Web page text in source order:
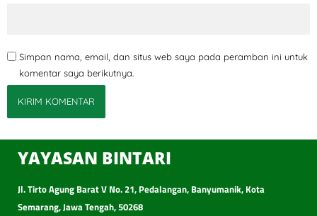
Simpan nama, email, dan situs web saya pada peramban ini untuk
komentar saya berikutnya.
YAYASAN BINTARI
Jl. Tirto Agung Barat V No. 21, Pedalangan, Banyumanik, Kota
Semarang, Jawa Tengah, 50268